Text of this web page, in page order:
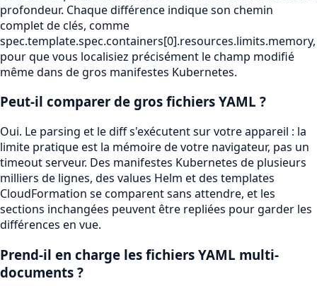
profondeur. Chaque différence indique son chemin
complet de clés, comme
spec.template.spec.containers[0].resources.limits.memory,
pour que vous localisiez précisément le champ modifié
même dans de gros manifestes Kubernetes.
Peut-il comparer de gros fichiers YAML ?
Oui. Le parsing et le diff s'exécutent sur votre appareil : la
limite pratique est la mémoire de votre navigateur, pas un
timeout serveur. Des manifestes Kubernetes de plusieurs
milliers de lignes, des values Helm et des templates
CloudFormation se comparent sans attendre, et les
sections inchangées peuvent être repliées pour garder les
différences en vue.
Prend-il en charge les fichiers YAML multi-
documents ?